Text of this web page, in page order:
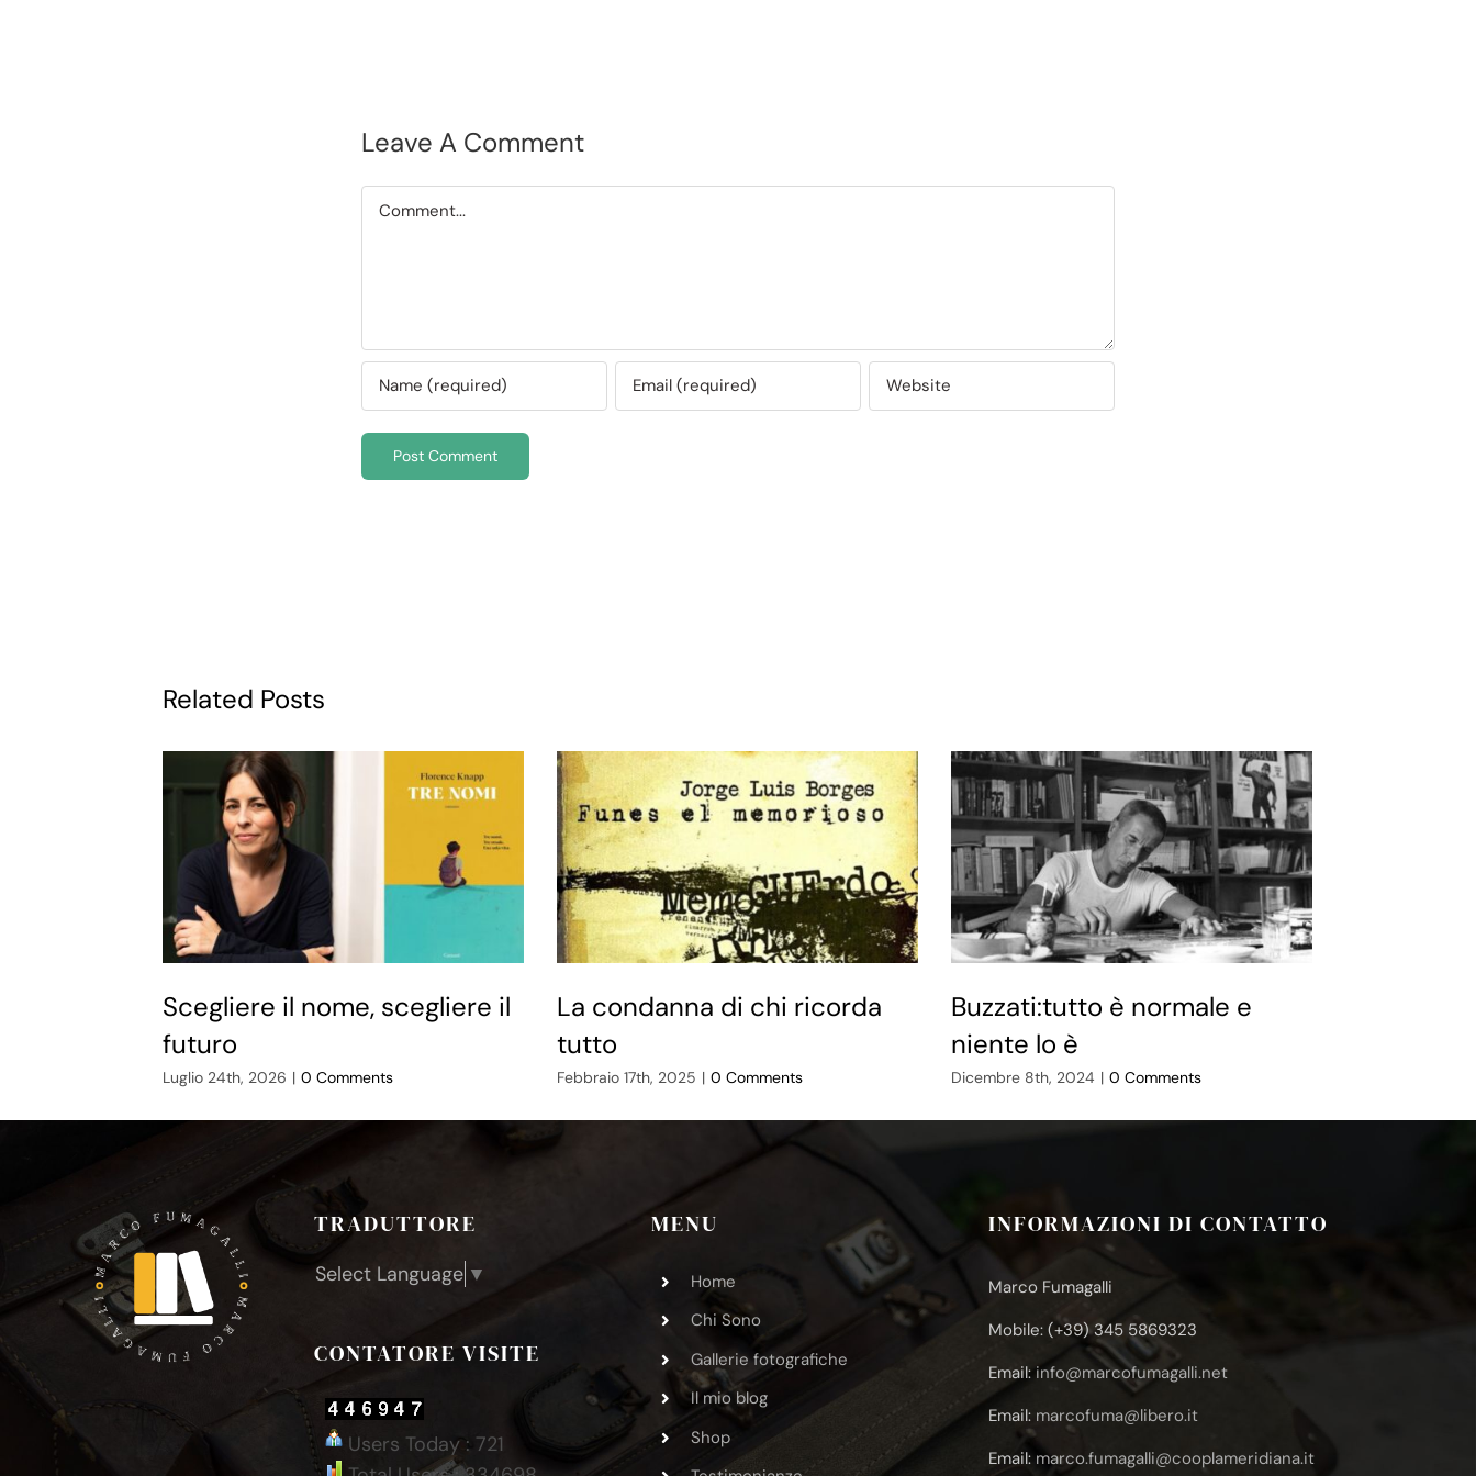
Leave A Comment
Comment
Related Posts
Scegliere il nome, scegliere il
futuro
Luglio 24th, 2026 | 0 Comments
La condanna di chi ricorda
tutto
Febbraio 17th, 2025 | 0 Comments
Buzzati:tutto è normale e
niente lo è
Dicembre 8th, 2024 | 0 Comments
TRADUTTORE
Select Language ▼
CONTATORE VISITE
Users Today : 721
MENU
Home
Chi Sono
Gallerie fotografiche
Il mio blog
Shop
INFORMAZIONI DI CONTATTO
Marco Fumagalli
Mobile: (+39) 345 5869323
Email: info@marcofumagalli.net
Email: marcofuma@libero.it
Email: marco.fumagalli@cooplameridiana.it